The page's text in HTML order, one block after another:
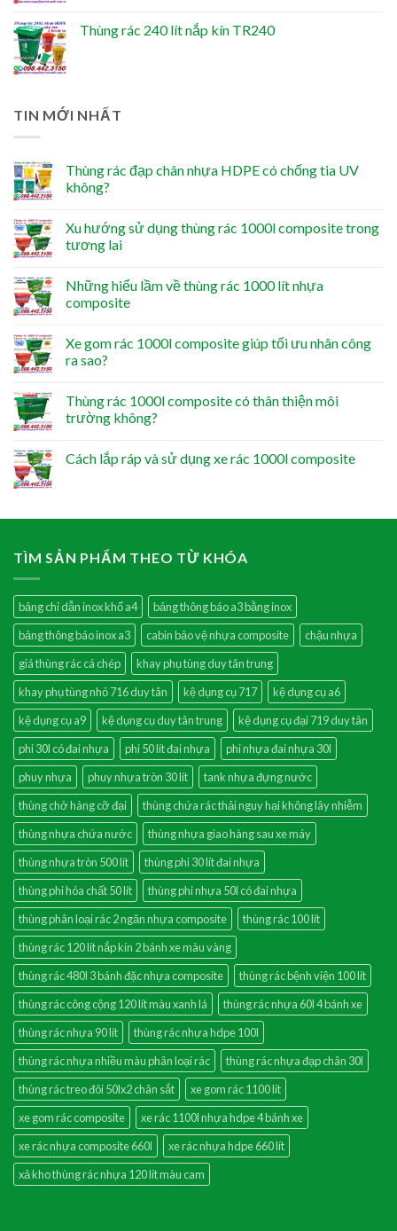
Thùng rác 240 lít nắp kín TR240
TIN MỚI NHẤT
Thùng rác đạp chân nhựa HDPE có chống tia UV
không?
Xu hướng sử dụng thùng rác 1000l composite trong
tương lai
Những hiểu lầm về thùng rác 1000 lít nhựa
composite
Xe gom rác 1000l composite giúp tối ưu nhân công
ra sao?
Thùng rác 1000l composite có thân thiện môi
trường không?
Cách lắp ráp và sử dụng xe rác 1000l composite
TÌM SẢN PHẨM THEO TỪ KHÓA
bảng chỉ dẫn inox khổ a4
bảng thông báo a3 bằng inox
bảng thông báo inox a3
cabin bảo vệ nhựa composite
chậu nhựa
giá thùng rác cá chép
khay phụ tùng duy tân trung
khay phụ tùng nhỏ 716 duy tân
kệ dụng cụ 717
kệ dụng cụ a6
kệ dụng cụ a9
kệ dụng cụ duy tân trung
kệ dụng cụ đại 719 duy tân
phi 30l có đai nhựa
phi 50 lít đai nhựa
phi nhựa đai nhựa 30l
phuy nhựa
phuy nhựa tròn 30 lít
tank nhựa đựng nước
thùng chở hàng cỡ đại
thùng chứa rác thải nguy hại không lây nhiễm
thùng nhựa chứa nước
thùng nhựa giao hàng sau xe máy
thùng nhựa tròn 500 lít
thùng phi 30 lít đai nhựa
thùng phi hóa chất 50 lít
thùng phi nhựa 50l có đai nhựa
thùng phân loại rác 2 ngăn nhựa composite
thùng rác 100 lít
thùng rác 120 lít nắp kín 2 bánh xe màu vàng
thùng rác 480l 3 bánh đặc nhựa composite
thùng rác bệnh viện 100 lít
thùng rác công cộng 120 lít màu xanh lá
thùng rác nhựa 60l 4 bánh xe
thùng rác nhựa 90 lít
thùng rác nhựa hdpe 100l
thùng rác nhựa nhiều màu phân loại rác
thùng rác nhựa đạp chân 30l
thùng rác treo đôi 50lx2 chân sắt
xe gom rác 1100 lít
xe gom rác composite
xe rác 1100l nhựa hdpe 4 bánh xe
xe rác nhựa composite 660l
xe rác nhựa hdpe 660 lít
xả kho thùng rác nhựa 120 lít màu cam